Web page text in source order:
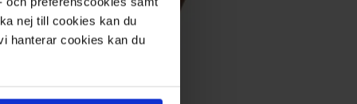
nej till cookies kan du
hanterar cookies kan du